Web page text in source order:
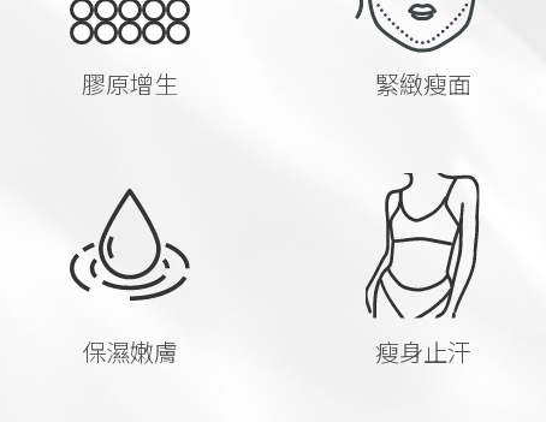
膠原增生 緊緻瘦面
保濕嫩膚 瘦身止汗